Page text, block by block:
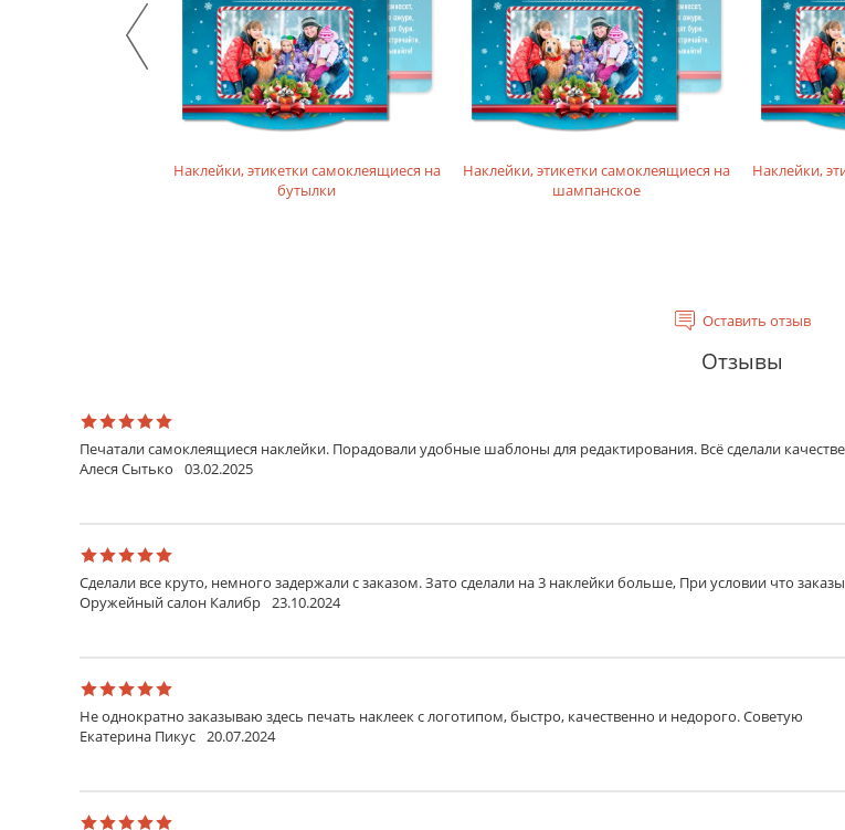
Наклейки, этикетки самоклеящиеся на
бутылки
Наклейки, этикетки самоклеящиеся на
шампанское
Наклейки,
Оставить отзыв
Отзывы
Печатали самоклеящиеся наклейки. Порадовали удобные шаблоны для редактирования. Всё сделали
Алеся Сытько
03.02.2025
Сделали все круто, немного задержали с заказом. Зато сделали на 3 наклейки больше, При условии что
Оружейный салон Калибр 23.10.2024
Не однократно заказываю здесь печать наклеек с логотипом, быстро, качественно и недорого. Советую
Екатерина Пикус 20.07.2024